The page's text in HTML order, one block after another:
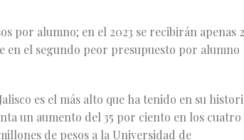
por alumno; en el 2023 se recibirán apenas
en el segundo peor presupuesto por alumno
es el más alto que ha tenido en su
un aumento del 35 por ciento en los cuatro
de pesos a la Universidad de